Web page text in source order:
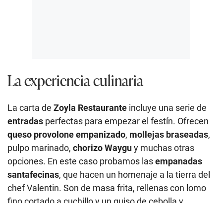
La experiencia culinaria
La carta de Zoyla Restaurante incluye una serie de
entradas perfectas para empezar el festín. Ofrecen
queso provolone empanizado, mollejas braseadas,
pulpo marinado, chorizo Wayguy muchas otras
opciones. En este caso probamos lasempanadas
santafecinas, que hacen un homenaje a la tierra del
chef Valentin. Son de masa frita, rellenas con lomo